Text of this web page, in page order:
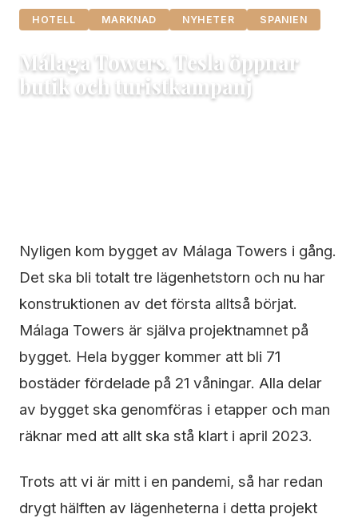
HOTELL MARKNAD NYHETER SPANIEN
Málaga Towers, Tesla öppnar
butik och turistkampanj
Nyligen kom bygget av Málaga Towers i gång.
Det ska bli totalt tre lägenhetstorn och nu har
konstruktionen av det första alltså börjat.
Málaga Towers är själva projektnamnet på
bygget. Hela bygger kommer att bli 71
bostäder fördelade på 21 våningar. Alla delar
av bygget ska genomföras i etapper och man
räknar med att allt ska stå klart i april 2023.
Trots att vi är mitt i en pandemi, så har redan
drygt hälften av lägenheterna i detta projekt